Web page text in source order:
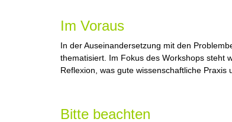
Im Voraus
In der Auseinandersetzung mit den
thematisiert. Im Fokus des Workshops steht
Reflexion, was gute wissenschaftliche
Bitte beachten